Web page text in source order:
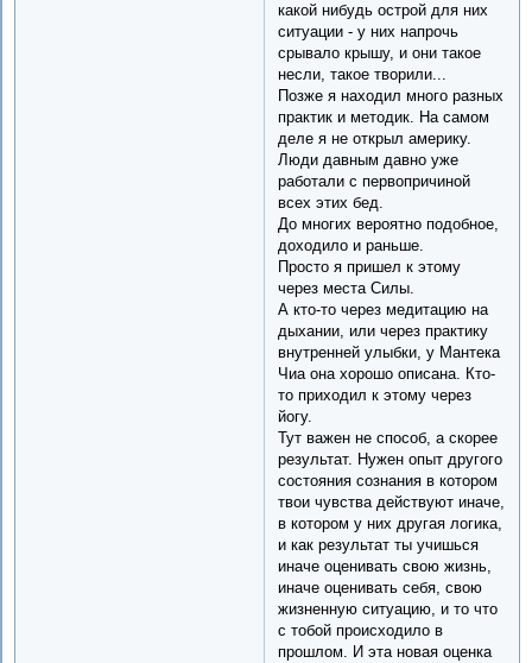
какой нибудь острой для них
ситуации - у них напрочь
срывало крышу, и они такое
несли, такое творили...
Позже я находил много разных
практик и методик. На самом
деле я не открыл америку.
Люди давным давно уже
работали с первопричиной
всех этих бед.
До многих вероятно подобное,
доходило и раньше.
Просто я пришел к этому
через места Силы.
А кто-то через медитацию на
дыхании, или через практику
внутренней улыбки, у Мантека
Чиа она хорошо описана. Кто-
то приходил к этому через
йогу.
Тут важен не способ, а скорее
результат. Нужен опыт другого
состояния сознания в котором
твои чувства действуют иначе,
в котором у них другая логика,
и как результат ты учишься
иначе оценивать свою жизнь,
иначе оценивать себя, свою
жизненную ситуацию, и то что
с тобой происходило в
прошлом. И эта новая оценка